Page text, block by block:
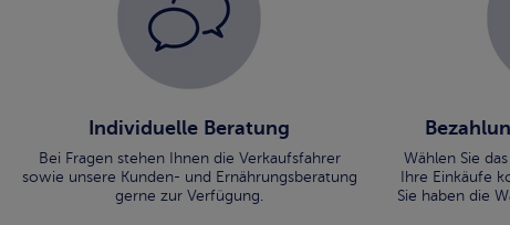
Individuelle Beratung
Bei Fragen stehen Ihnen die Verkaufsfahrer
sowie unsere Kunden- und Ernährungsberatung
gerne zur Verfügung.
Wählen Sie
Ihre Einkäufe
Sie haben die